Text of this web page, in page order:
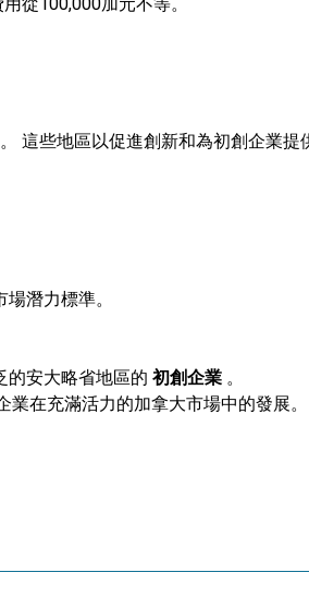
這些地區以促進創新和為初創企業提
潛力標準。
的安大略省地區的 初創企業 。
在充滿活力的加拿大市場中的發展。